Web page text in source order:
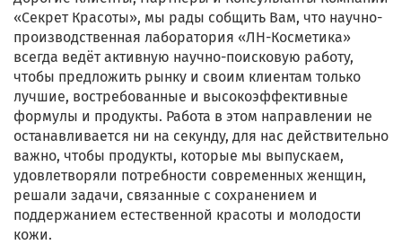
«Секрет Красоты», мы рады собщить Вам, что научно-
производственная лаборатория «ЛН-Косметика»
всегда ведёт активную научно-поисковую работу,
чтобы предложить рынку и своим клиентам только
лучшие, востребованные и высокоэффективные
формулы и продукты. Работа в этом направлении не
останавливается ни на секунду, для нас действительно
важно, чтобы продукты, которые мы выпускаем,
удовлетворяли потребности современных женщин,
решали задачи, связанные с сохранением и
поддержанием естественной красоты и молодости
кожи.